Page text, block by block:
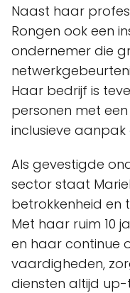
Naast haar
Rongen ook een
ondernemer die
Haar bedrijf is
personen met
inclusieve
Als gevestigde
sector staat
betrokkenheid en
Met haar ruim 10
en haar continue
vaardigheden,
diensten altijd